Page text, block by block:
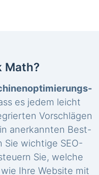
Math?
es jedem leicht
Vorschlägen
anerkannten Best-
Sie wichtige SEO-
Sie, welche
Ihre Website mit